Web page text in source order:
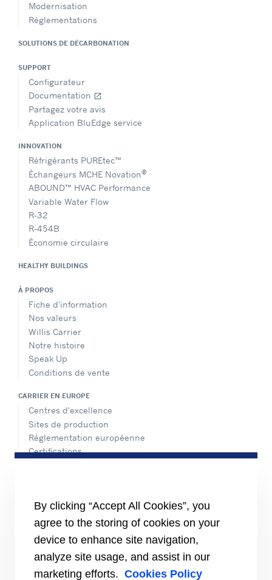
Modernisation
Réglementations
SOLUTIONS DE DÉCARBONATION
SUPPORT
Configurateur
Documentation open_in_new
Partagez votre avis
Application BluEdge service
INNOVATION
Réfrigérants PUREtec™
Échangeurs MCHE Novation®
ABOUND™ HVAC Performance
Variable Water Flow
R-32
R-454B
Économie circulaire
HEALTHY BUILDINGS
À PROPOS
Fiche d'information
Nos valeurs
Willis Carrier
Notre histoire
Speak Up
Conditions de vente
CARRIER EN EUROPE
Centres d'excellence
Sites de production
Réglementation européenne
Certifications
RESSOURCES
Brochures
Vidéos
INFORMATIONS POUR
Les fournisseurs
By clicking “Accept All Cookies”, you
agree to the storing of cookies on your
device to enhance site navigation,
analyze site usage, and assist in our
marketing efforts. Cookies Policy